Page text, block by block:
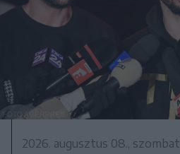
2026. augusztus 08., szombat